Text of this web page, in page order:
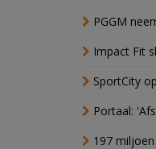
PGGM
Impact Fit
SportCity
Portaal:
197